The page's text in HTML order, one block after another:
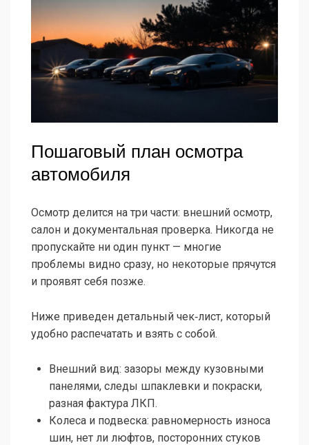
Пошаговый план осмотра
автомобиля
Осмотр делится на три части: внешний осмотр,
салон и документальная проверка. Никогда не
пропускайте ни один пункт — многие
проблемы видно сразу, но некоторые прячутся
и проявят себя позже.
Ниже приведен детальный чек‑лист, который
удобно распечатать и взять с собой.
Внешний вид: зазоры между кузовными
панелями, следы шпаклевки и покраски,
разная фактура ЛКП.
Колеса и подвеска: равномерность износа
шин, нет ли люфтов, посторонних стуков